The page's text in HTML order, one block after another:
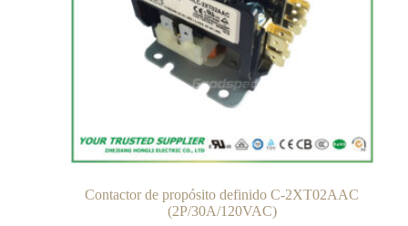
Contactor de propósito definido C-2XT02AAC
(2P/30A/120VAC)